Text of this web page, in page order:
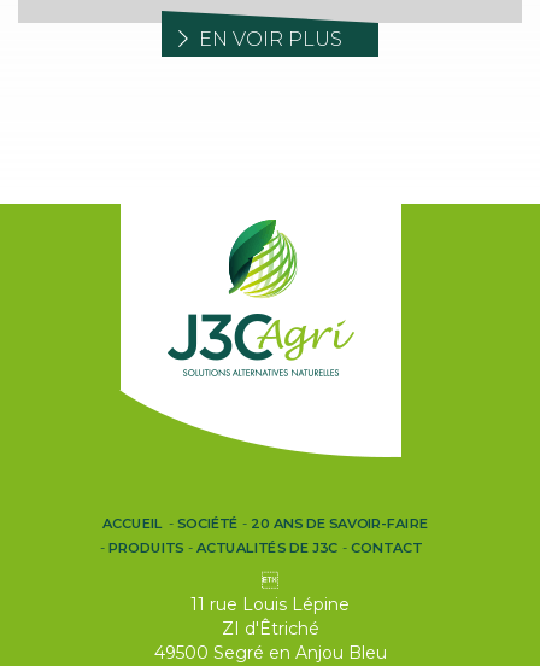
EN VOIR PLUS
ACCUEIL SOCIÉTÉ
20 ANS DE SAVOIR-FAIRE
PRODUITS
ACTUALITÉS DE J3C CONTACT

11 rue Louis Lépine
ZI d'Êtriché
49500 Segré en Anjou Bleu